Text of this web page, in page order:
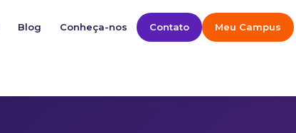
Blog Conheça-nos Contato Meu Campus